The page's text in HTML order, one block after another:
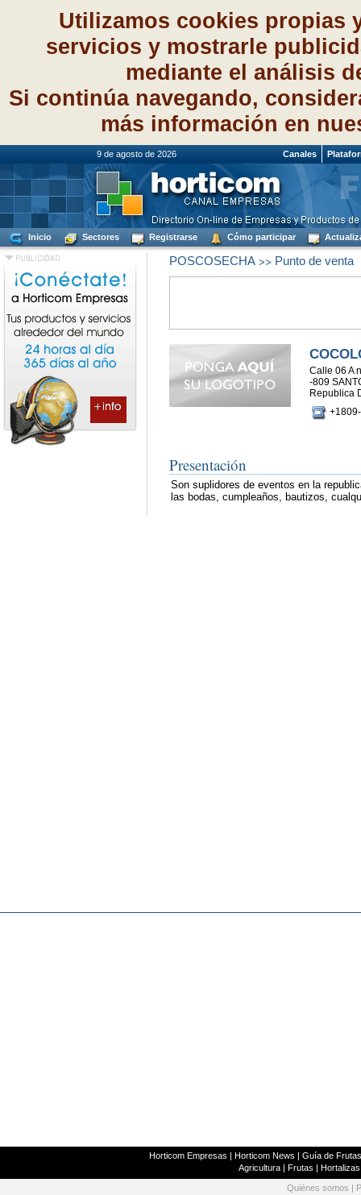
Utilizamos cookies propias
servicios y mostrarle
mediante el análisis
Si continúa navegando,
más información en
9 de agosto de 2026 Canales
Inicio Sectores Registrarse Cómo participar
POSCOSECHA>> Punto de venta
Calle 06 A
-809
Republica
Presentación
Son suplidores de eventos en la
las bodas, cumpleaños, bautizos,
Horticom Empresas | Horticom News | Guía de
Agricultura| Frutas | Hortalizas
Quiénes somos